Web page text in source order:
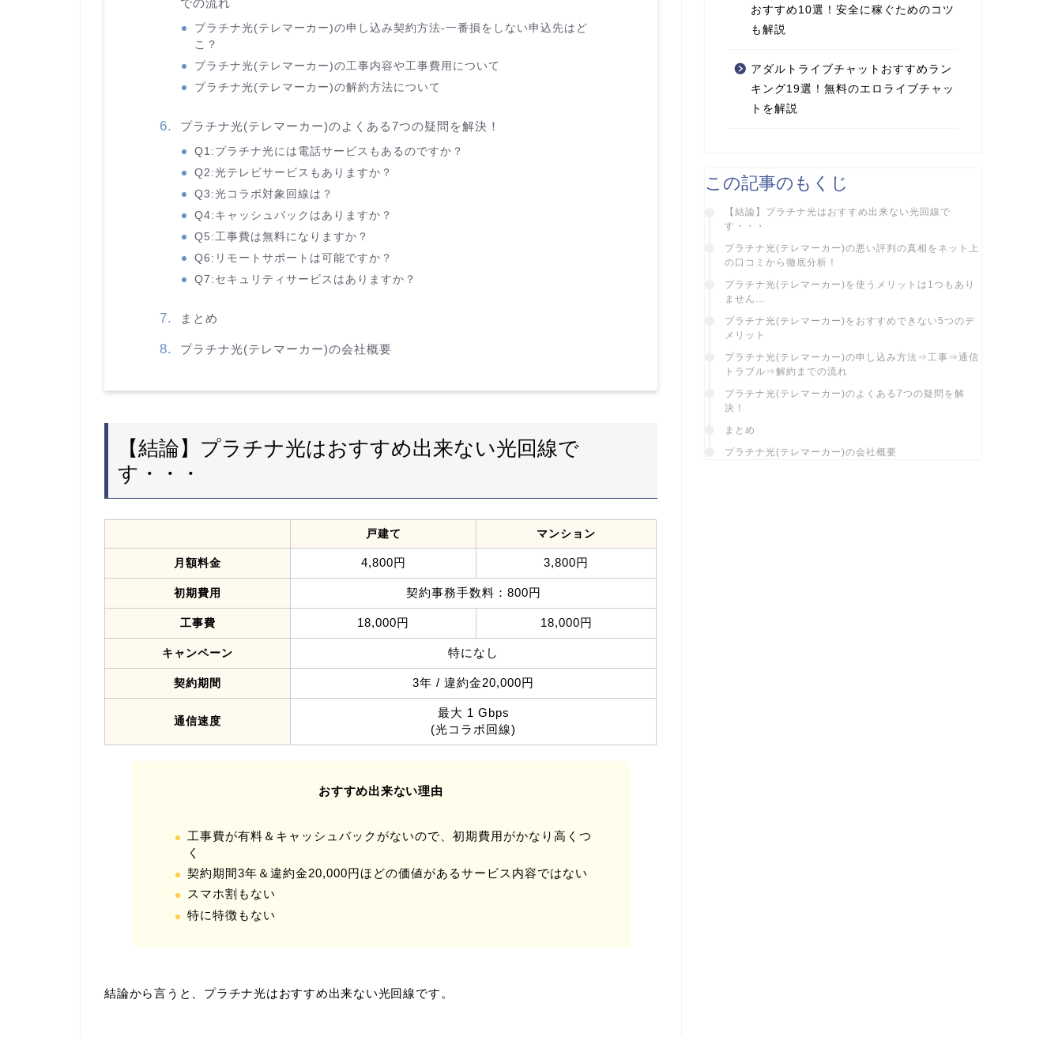
プラチナ光(テレマーカー)の申し込み契約方法-一番損をしない申込先はど
こ？
プラチナ光(テレマーカー)の工事内容や工事費用について
プラチナ光(テレマーカー)の解約方法について
プラチナ光(テレマーカー)のよくある7つの疑問を解決！
Q1:プラチナ光には電話サービスもあるのですか？
Q2:光テレビサービスもありますか？
Q3:光コラボ対象回線は？
Q4:キャッシュバックはありますか？
Q5:工事費は無料になりますか？
Q6:リモートサポートは可能ですか？
Q7:セキュリティサービスはありますか？
まとめ
プラチナ光(テレマーカー)の会社概要
【結論】プラチナ光はおすすめ出来ない光回線で
す・・・
戸建て マンション
月額料金 4,800円 3,800円
初期費用 契約事務手数料：800円
工事費 18,000円 18,000円
キャンペーン 特になし
契約期間 3年 / 違約金20,000円
通信速度
最大 1 Gbps
(光コラボ回線)
おすすめ出来ない理由
工事費が有料＆キャッシュバックがないので、初期費用がかなり高くつ
く
契約期間3年＆違約金20,000円ほどの価値があるサービス内容ではない
スマホ割もない
特に特徴もない
結論から言うと、プラチナ光はおすすめ出来ない光回線です。
おすすめ10選！安全に稼ぐためのコツ
も解説
アダルトライブチャットおすすめラン
キング19選！無料のエロライブチャッ
トを解説
この記事のもくじ
【結論】プラチナ光はおすすめ出来ない光回線で
す・・・
プラチナ光(テレマーカー)の悪い評判の真相をネット上
の口コミから徹底分析！
プラチナ光(テレマーカー)を使うメリットは1つもあり
ません…
プラチナ光(テレマーカー)をおすすめできない5つのデ
メリット
プラチナ光(テレマーカー)の申し込み方法⇒工事⇒通信
トラブル⇒解約までの流れ
プラチナ光(テレマーカー)のよくある7つの疑問を解
決！
まとめ
プラチナ光(テレマーカー)の会社概要